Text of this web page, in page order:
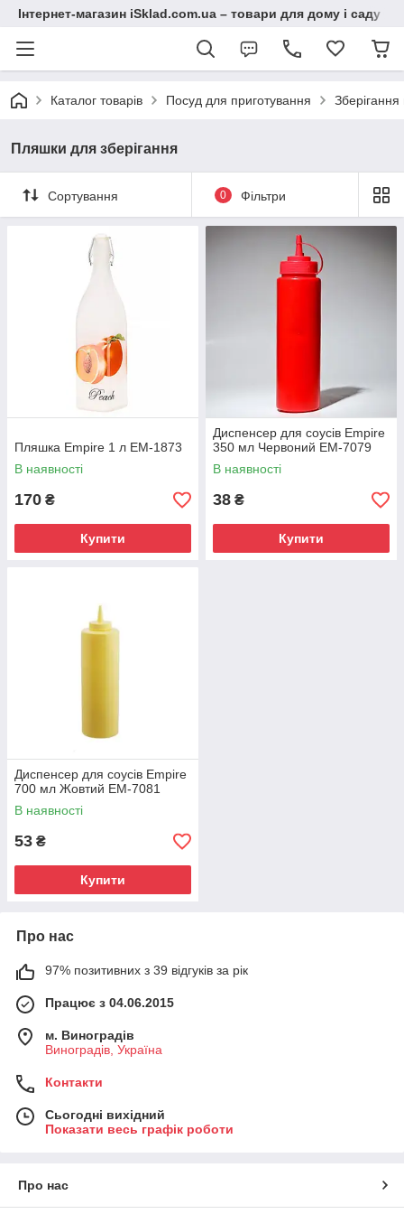
Інтернет-магазин iSklad.com.ua – товари для дому і саду
Каталог товарів Посуд для приготування Зберігання
Пляшки для зберігання
Сортування 0 Фільтри
Пляшка Empire 1 л ЕМ-1873
В наявності
170 ₴
Купити
Диспенсер для соусів Empire
350 мл Червоний ЕМ-7079
В наявності
38 ₴
Купити
Диспенсер для соусів Empire
700 мл Жовтий ЕМ-7081
В наявності
53 ₴
Купити
Про нас
97% позитивних з 39 відгуків за рік
Працює з 04.06.2015
м. Виноградів
Виноградів, Україна
Контакти
Сьогодні вихідний
Показати весь графік роботи
Про нас